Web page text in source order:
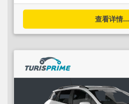
查看详情...